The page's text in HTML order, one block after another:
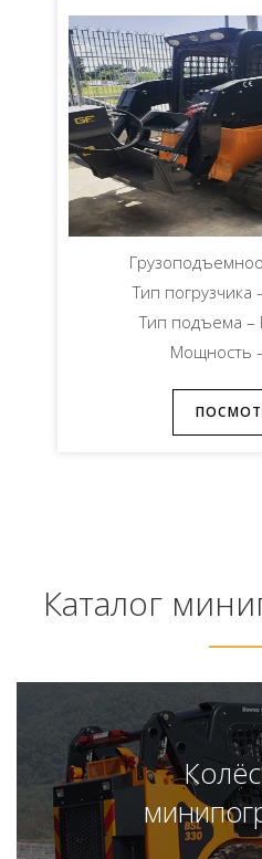
Тип погрузчика
Тип подъема –
Мощность
Каталог